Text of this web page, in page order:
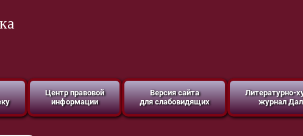
Центр правовой
информации
Версия сайта
для слабовидящих
Литературно-
журнал